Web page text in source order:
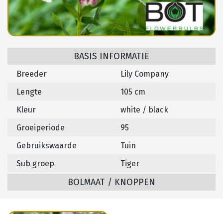
BASIS INFORMATIE
Breeder
Lily Company
Lengte
105 cm
Kleur
white / black
Groeiperiode
95
Gebruikswaarde
Tuin
Sub groep
Tiger
BOLMAAT / KNOPPEN